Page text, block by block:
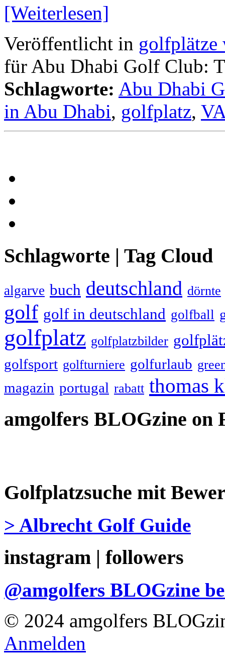
[Weiterlesen]
Veröffentlicht in golfplätze
für Abu Dhabi Golf Club:
Schlagworte: Abu Dhabi
in Abu Dhabi, golfplatz,
Schlagworte | Tag Cloud
algarve buch deutschland dörnte
golf golf in deutschland golfball
golfplatz golfplatzbilder
golfsport golfturniere golfurlaub
magazin portugal rabatt thomas
amgolfers BLOGzine on
Golfplatzsuche mit
> Albrecht Golf Guide
instagram | followers
@amgolfers BLOGzine
© 2024 amgolfers
Anmelden